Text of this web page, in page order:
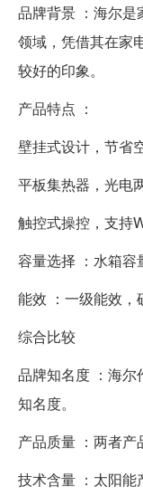
品牌背景 ：海尔
领域，凭借其在家
较好的印象。
产品特点 ：
壁挂式设计，节省
平板集热器，光电
触控式操控，支持
容量选择 ：水箱容
能效 ：一级能效，
综合比较
品牌知名度 ：海尔
知名度。
产品质量 ：两者产
技术含量 ：太阳能